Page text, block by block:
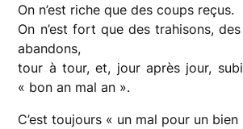
On n’est riche que des coups reçus.
On n’est fort que des trahisons,
abandons,
tour à tour, et, jour après jour,
« bon an mal an ».
C’est toujours « un mal pour un bien